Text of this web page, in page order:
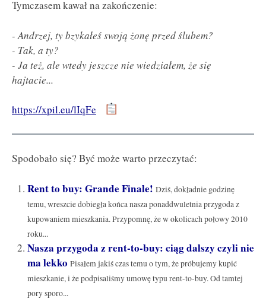
Tymczasem kawał na zakończenie:
- Andrzej, ty bzykałeś swoją żonę przed ślubem?
- Tak, a ty?
- Ja też, ale wtedy jeszcze nie wiedziałem, że się
hajtacie...
https://xpil.eu/lIqFe
Spodobało się? Być może warto przeczytać:
Rent to buy: Grande Finale! Dziś, dokładnie godzinę
temu, wreszcie dobiegła końca nasza ponaddwuletnia przygoda z
kupowaniem mieszkania. Przypomnę, że w okolicach połowy 2010
roku...
Nasza przygoda z rent-to-buy: ciąg dalszy czyli nie
ma lekko Pisałem jakiś czas temu o tym, że próbujemy kupić
mieszkanie, i że podpisaliśmy umowę typu rent-to-buy. Od tamtej
pory sporo...